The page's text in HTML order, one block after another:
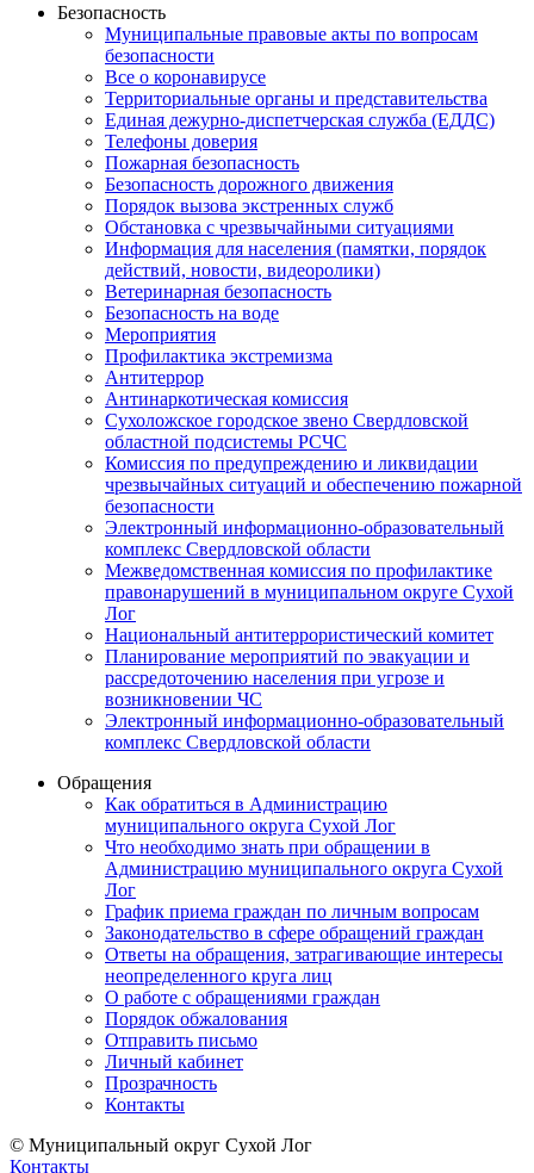
Безопасность
Муниципальные правовые акты по вопросам
безопасности
Все о коронавирусе
Территориальные органы и представительства
Единая дежурно-диспетчерская служба (ЕДДС)
Телефоны доверия
Пожарная безопасность
Безопасность дорожного движения
Порядок вызова экстренных служб
Обстановка с чрезвычайными ситуациями
Информация для населения (памятки, порядок
действий, новости, видеоролики)
Ветеринарная безопасность
Безопасность на воде
Мероприятия
Профилактика экстремизма
Антитеррор
Антинаркотическая комиссия
Сухоложское городское звено Свердловской
областной подсистемы РСЧС
Комиссия по предупреждению и ликвидации
чрезвычайных ситуаций и обеспечению пожарной
безопасности
Электронный информационно-образовательный
комплекс Cвердловской области
Межведомственная комиссия по профилактике
правонарушений в муниципальном округе Сухой
Лог
Национальный антитеррористический комитет
Планирование мероприятий по эвакуации и
рассредоточению населения при угрозе и
возникновении ЧС
Электронный информационно-образовательный
комплекс Свердловской области
Обращения
Как обратиться в Администрацию
муниципального округа Сухой Лог
Что необходимо знать при обращении в
Администрацию муниципального округа Сухой
Лог
График приема граждан по личным вопросам
Законодательство в сфере обращений граждан
Ответы на обращения, затрагивающие интересы
неопределенного круга лиц
О работе с обращениями граждан
Порядок обжалования
Отправить письмо
Личный кабинет
Прозрачность
Контакты
© Муниципальный округ Сухой Лог
Контакты